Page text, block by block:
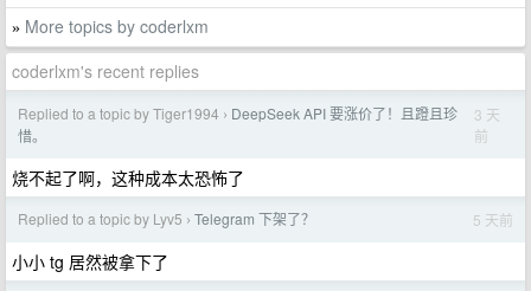
» More topics by coderlxm
coderlxm's recent replies
Replied to a topic by Tiger1994 › DeepSeek API 要涨价了！且蹬且珍
惜。
3 天
前
烧不起了啊，这种成本太恐怖了
Replied to a topic by Lyv5 › Telegram 下架了？ 5 天前
小小 tg 居然被拿下了